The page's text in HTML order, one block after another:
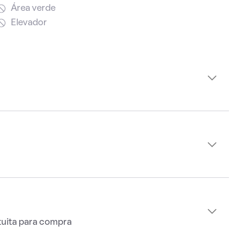
Área verde
Elevador
para compra